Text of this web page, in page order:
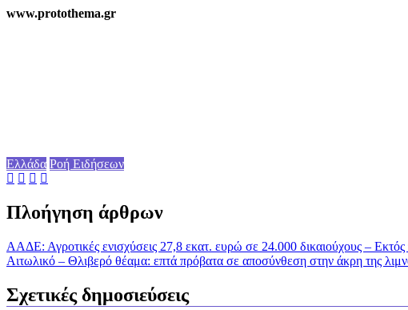
www.protothema.gr
Ελλάδα Ροή Ειδήσεων
Πλοήγηση άρθρων
ΑΑΔΕ: Αγροτικές ενισχύσεις 27,8 εκατ. ευρώ σε 24.000 δικαιούχους –
Αιτωλικό – Θλιβερό θέαμα: επτά πρόβατα σε αποσύνθεση στην άκρη της
Σχετικές δημοσιεύσεις